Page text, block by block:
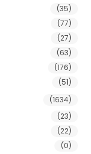
(35)
(77)
(27)
(63)
(176)
(51)
(1634)
(23)
(22)
(0)